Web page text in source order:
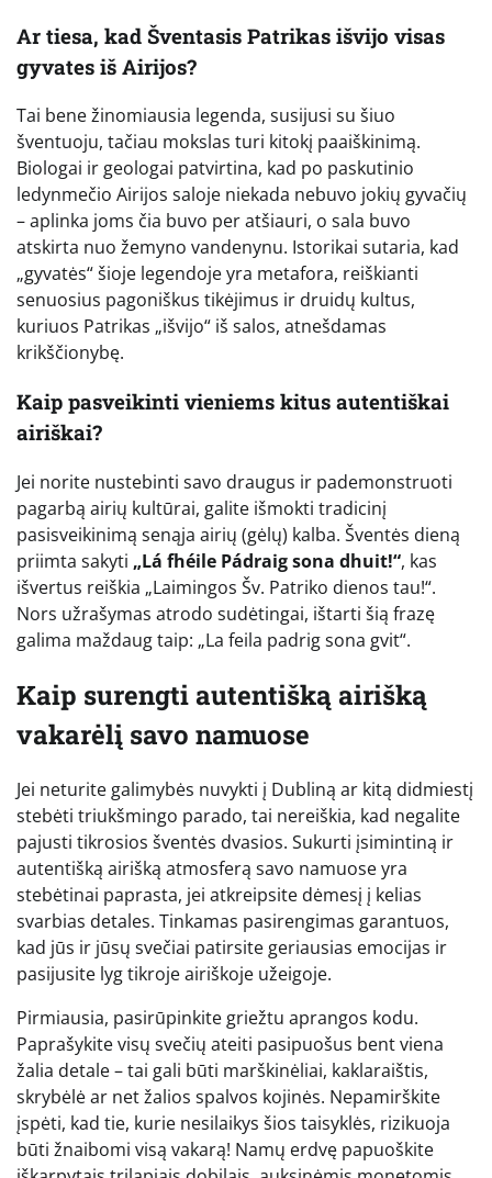
Ar tiesa, kad Šventasis Patrikas išvijo visas
gyvates iš Airijos?
Tai bene žinomiausia legenda, susijusi su šiuo
šventuoju, tačiau mokslas turi kitokį paaiškinimą.
Biologai ir geologai patvirtina, kad po paskutinio
ledynmečio Airijos saloje niekada nebuvo jokių gyvačių
– aplinka joms čia buvo per atšiauri, o sala buvo
atskirta nuo žemyno vandenynu. Istorikai sutaria, kad
„gyvatės“ šioje legendoje yra metafora, reiškianti
senuosius pagoniškus tikėjimus ir druidų kultus,
kuriuos Patrikas „išvijo“ iš salos, atnešdamas
krikščionybę.
Kaip pasveikinti vieniems kitus autentiškai
airiškai?
Jei norite nustebinti savo draugus ir pademonstruoti
pagarbą airių kultūrai, galite išmokti tradicinį
pasisveikinimą senąja airių (gėlų) kalba. Šventės dieną
priimta sakyti „Lá fhéile Pádraig sona dhuit!“, kas
išvertus reiškia „Laimingos Šv. Patriko dienos tau!“.
Nors užrašymas atrodo sudėtingai, ištarti šią frazę
galima maždaug taip: „La feila padrig sona gvit“.
Kaip surengti autentišką airišką
vakarėlį savo namuose
Jei neturite galimybės nuvykti į Dubliną ar kitą didmiestį
stebėti triukšmingo parado, tai nereiškia, kad negalite
pajusti tikrosios šventės dvasios. Sukurti įsimintiną ir
autentišką airišką atmosferą savo namuose yra
stebėtinai paprasta, jei atkreipsite dėmesį į kelias
svarbias detales. Tinkamas pasirengimas garantuos,
kad jūs ir jūsų svečiai patirsite geriausias emocijas ir
pasijusite lyg tikroje airiškoje užeigoje.
Pirmiausia, pasirūpinkite griežtu aprangos kodu.
Paprašykite visų svečių ateiti pasipuošus bent viena
žalia detale – tai gali būti marškinėliai, kaklaraištis,
skrybėlė ar net žalios spalvos kojinės. Nepamirškite
įspėti, kad tie, kurie nesilaikys šios taisyklės, rizikuoja
būti žnaibomi visą vakarą! Namų erdvę papuoškite